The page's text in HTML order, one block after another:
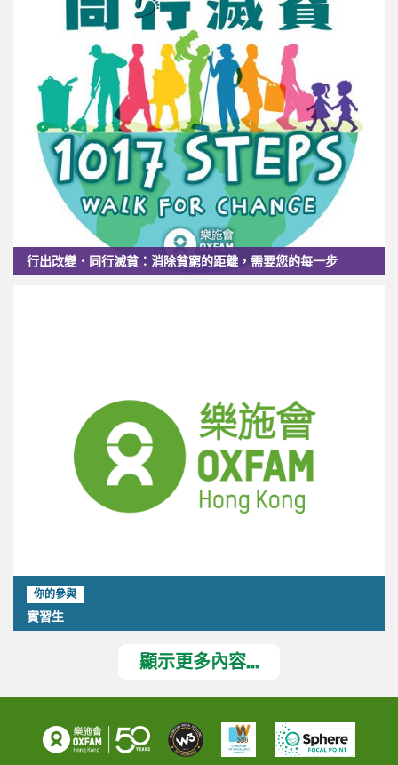
行出改變．同行滅貧：消除貧窮的距離，需要您的每一步
你的參與
實習生
顯示更多內容...